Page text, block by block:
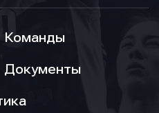
Команды
Документы